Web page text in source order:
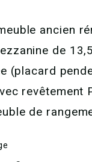
ancien
de
(placard
revêtement
de